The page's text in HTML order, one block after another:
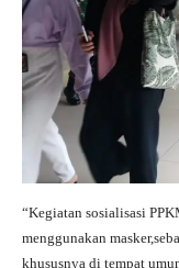
“Kegiatan sosialisasi
menggunakan
khususnya di tempat